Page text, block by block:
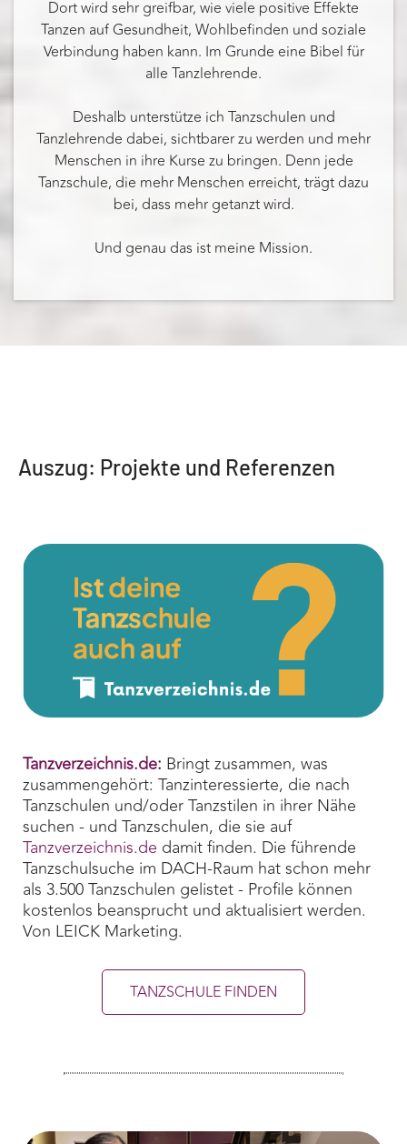
Dort wird sehr greifbar, wie viele positive Effekte
Tanzen auf Gesundheit, Wohlbefinden und soziale
Verbindung haben kann. Im Grunde eine Bibel für
alle Tanzlehrende.
Deshalb unterstütze ich Tanzschulen und
Tanzlehrende dabei, sichtbarer zu werden und mehr
Menschen in ihre Kurse zu bringen. Denn jede
Tanzschule, die mehr Menschen erreicht, trägt dazu
bei, dass mehr getanzt wird.
Und genau das ist meine Mission.
Auszug: Projekte und Referenzen
Tanzverzeichnis.de: Bringt zusammen, was
zusammengehört: Tanzinteressierte, die nach
Tanzschulen und/oder Tanzstilen in ihrer Nähe
suchen - und Tanzschulen, die sie auf
Tanzverzeichnis.de damit finden. Die führende
Tanzschulsuche im DACH-Raum hat schon mehr
als 3.500 Tanzschulen gelistet - Profile können
kostenlos beansprucht und aktualisiert werden.
Von LEICK Marketing.
TANZSCHULE FINDEN